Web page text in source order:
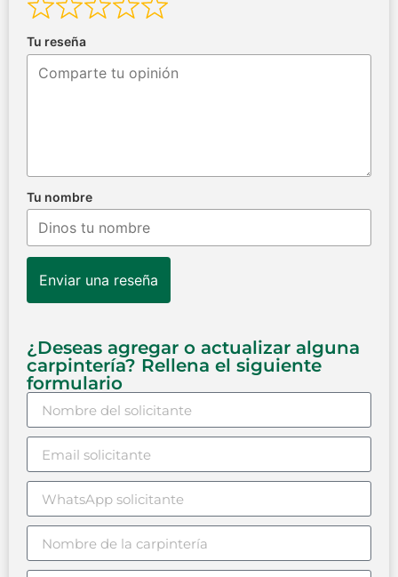
Tu reseña
Tu nombre
Enviar una reseña
¿Deseas agregar o actualizar alguna
carpintería? Rellena el siguiente
formulario